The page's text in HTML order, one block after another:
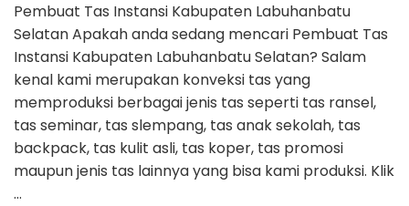
Pembuat Tas Instansi Kabupaten Labuhanbatu
Selatan Apakah anda sedang mencari Pembuat Tas
Instansi Kabupaten Labuhanbatu Selatan? Salam
kenal kami merupakan konveksi tas yang
memproduksi berbagai jenis tas seperti tas ransel,
tas seminar, tas slempang, tas anak sekolah, tas
backpack, tas kulit asli, tas koper, tas promosi
maupun jenis tas lainnya yang bisa kami produksi. Klik
…